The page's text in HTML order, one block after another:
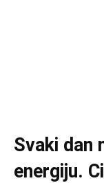
Svaki dan
energiju.